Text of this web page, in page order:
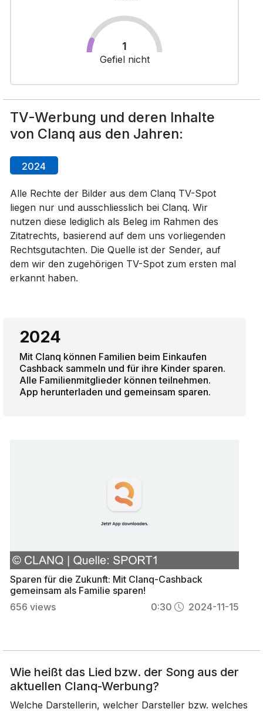
1
Gefiel nicht
TV-Werbung und deren Inhalte
von Clanq aus den Jahren:
2024
Alle Rechte der Bilder aus dem Clanq TV-Spot
liegen nur und ausschliesslich bei Clanq. Wir
nutzen diese lediglich als Beleg im Rahmen des
Zitatrechts, basierend auf dem uns vorliegenden
Rechtsgutachten. Die Quelle ist der Sender, auf
dem wir den zugehörigen TV-Spot zum ersten mal
erkannt haben.
2024
Mit Clanq können Familien beim Einkaufen
Cashback sammeln und für ihre Kinder sparen.
Alle Familienmitglieder können teilnehmen.
App herunterladen und gemeinsam sparen.
Sparen für die Zukunft: Mit Clanq-Cashback
gemeinsam als Familie sparen!
656 views 0:30 2024-11-15
Wie heißt das Lied bzw. der Song aus der
aktuellen Clanq-Werbung?
Welche Darstellerin, welcher Darsteller bzw. welches